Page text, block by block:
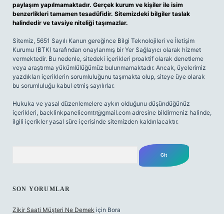
paylaşım yapılmamaktadır. Gerçek kurum ve kişiler ile isim
benzerlikleri tamamen tesadüfidir. Sitemizdeki bilgiler taslak
halindedir ve tavsiye niteliği taşımazlar.
Sitemiz, 5651 Sayılı Kanun gereğince Bilgi Teknolojileri ve İletişim
Kurumu (BTK) tarafından onaylanmış bir Yer Sağlayıcı olarak hizmet
vermektedir. Bu nedenle, sitedeki içerikleri proaktif olarak denetleme
veya araştırma yükümlülüğümüz bulunmamaktadır. Ancak, üyelerimiz
yazdıkları içeriklerin sorumluluğunu taşımakta olup, siteye üye olarak
bu sorumluluğu kabul etmiş sayılırlar.
Hukuka ve yasal düzenlemelere aykırı olduğunu düşündüğünüz
içerikleri, backlinkpanelicomtr@gmail.com adresine bildirmeniz halinde,
ilgili içerikler yasal süre içerisinde sitemizden kaldırılacaktır.
SON YORUMLAR
Zikir Saati Müşteri Ne Demek için Bora